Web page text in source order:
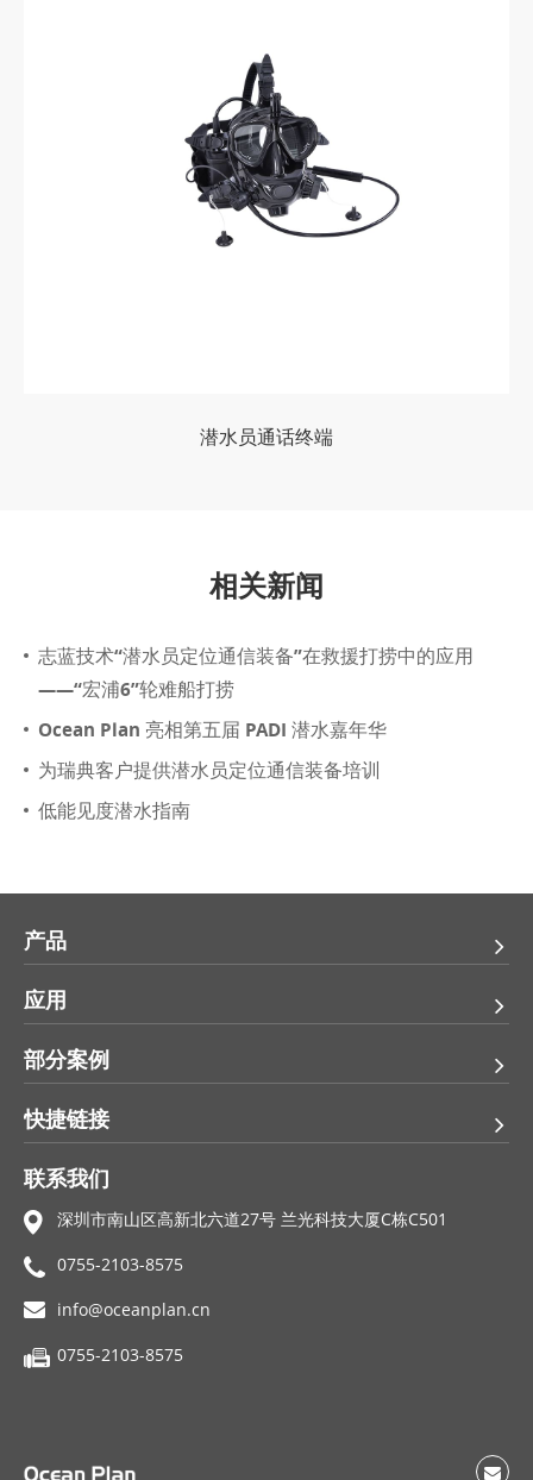
潜水员通话终端
相关新闻
志蓝技术“潜水员定位通信装备”在救援打捞中的应用
——“宏浦6”轮难船打捞
Ocean Plan 亮相第五届 PADI 潜水嘉年华
为瑞典客户提供潜水员定位通信装备培训
低能见度潜水指南
产品
应用
部分案例
快捷链接
联系我们
深圳市南山区高新北六道27号 兰光科技大厦C栋C501
0755-2103-8575
info@oceanplan.cn
0755-2103-8575